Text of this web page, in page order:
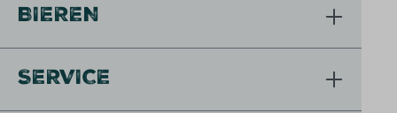
BIEREN
SERVICE